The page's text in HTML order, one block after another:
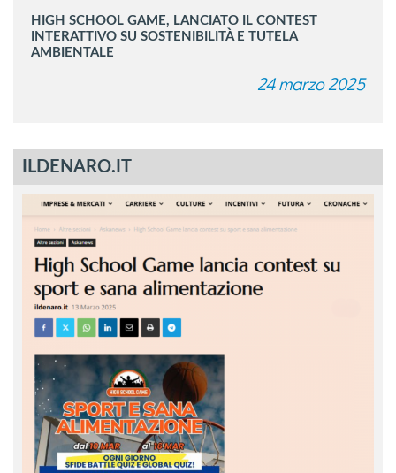
HIGH SCHOOL GAME, LANCIATO IL CONTEST
INTERATTIVO SU SOSTENIBILITÀ E TUTELA
AMBIENTALE
24 marzo 2025
ILDENARO.IT